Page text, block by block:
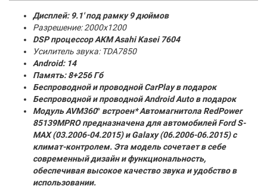
Дисплей: 9.1' под рамку 9 дюймов
Разрешение: 2000x1200
DSP процессор AKM Asahi Kasei 7604
Усилитель звука: TDA7850
Android: 14
Память:8+256 Гб
Беспроводной и проводной CarPlay в подарок
Беспроводной и проводной Android Auto в подарок
Модуль AVM360° встроен* Автомагнитола RedPower
85139MPRO предназначена для автомобилей Ford S-
MAX (03.2006-04.2015) и Galaxy (06.2006-06.2015) с
климат-контролем. Эта модель сочетает в себе
современный дизайн и функциональность,
обеспечивая высокое качество звука и удобство в
использовании.